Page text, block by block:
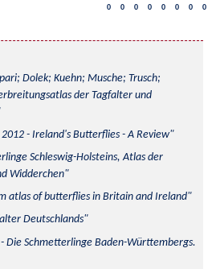
0 0 0 0 0 0 0 0
Dolek; Kuehn; Musche; Trusch;
der Tagfalter und
- Ireland's Butterflies - A Review
Schleswig-Holsteins, Atlas der
Widderchen
atlas of butterflies in Britain and Ireland
Deutschlands
Die Schmetterlinge Baden-Württembergs.